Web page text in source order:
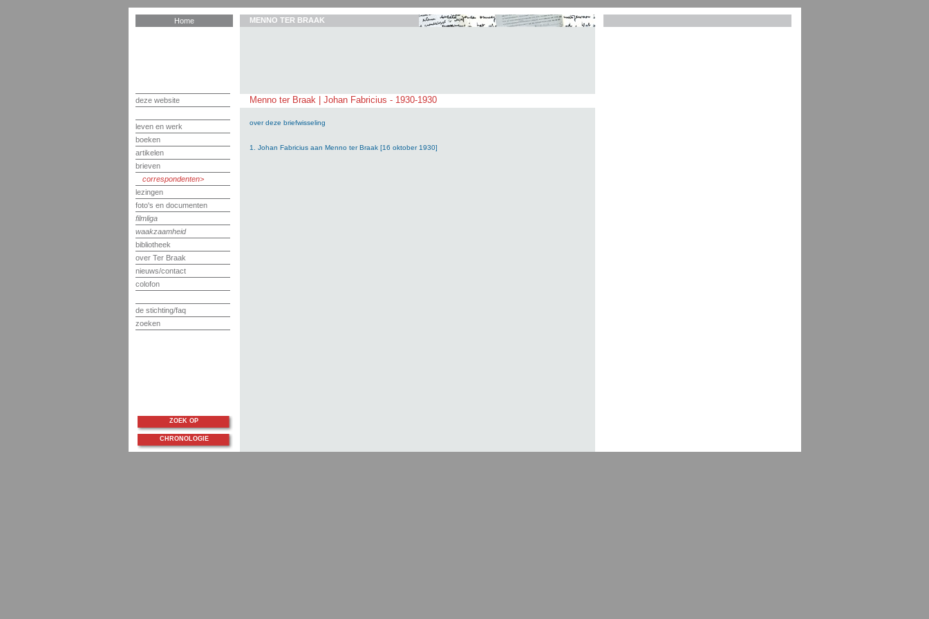
Home
deze website
leven en werk
boeken
artikelen
brieven
correspondenten
lezingen
foto's en documenten
filmliga
waakzaamheid
bibliotheek
over Ter Braak
nieuws/contact
colofon
de stichting/faq
zoeken
MENNO TER BRAAK
Menno ter Braak | Johan Fabricius - 1930-1930
over deze briefwisseling
1. Johan Fabricius aan Menno ter Braak [16 oktober 1930]
ZOEK OP
CHRONOLOGIE